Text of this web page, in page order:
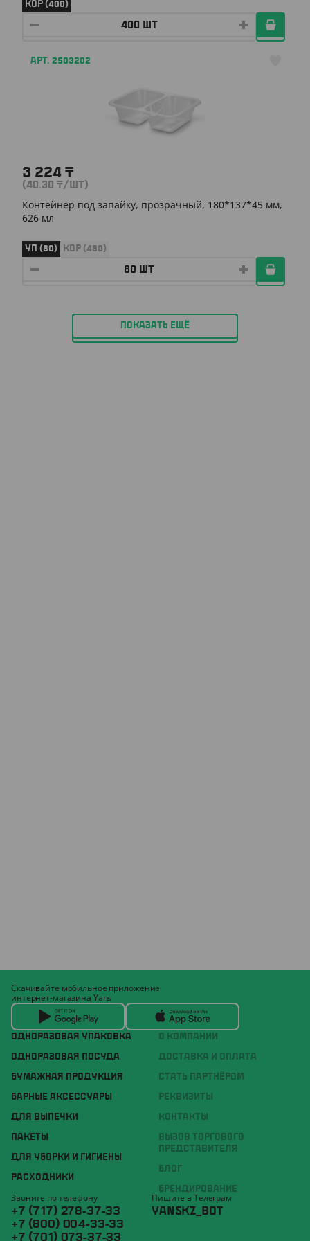
КОР (400)
АРТ. 2503202
3 224 ₸
(40.30 ₸/ШТ)
Контейнер под запайку, прозрачный, 180*137*45 мм,
626 мл
УП (80) КОР (480)
ПОКАЗАТЬ ЕЩЁ
ОДНОРАЗОВАЯ УПАКОВКА
ОДНОРАЗОВАЯ ПОСУДА
БУМАЖНАЯ ПРОДУКЦИЯ
БАРНЫЕ АКСЕССУАРЫ
ДЛЯ ВЫПЕЧКИ
ПАКЕТЫ
ДЛЯ УБОРКИ И ГИГИЕНЫ
РАСХОДНИКИ
О КОМПАНИИ
ДОСТАВКА И ОПЛАТА
СТАТЬ ПАРТНЁРОМ
РЕКВИЗИТЫ
КОНТАКТЫ
ВЫЗОВ ТОРГОВОГО
ПРЕДСТАВИТЕЛЯ
БЛОГ
БРЕНДИРОВАНИЕ
Скачивайте мобильное приложение
интернет-магазина Yans
Звоните по телефону
+7 (717) 278-37-33
+7 (800) 004-33-33
+7 (701) 073-37-33
Пишите в Телеграм
YANSKZ_BOT